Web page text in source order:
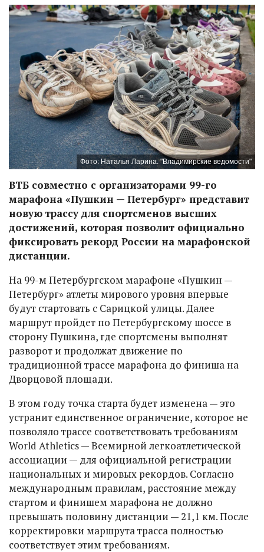
Фото: Наталья Ларина. "Владимирские ведомости"
ВТБ совместно с организаторами 99-го
марафона «Пушкин — Петербург» представит
новую трассу для спортсменов высших
достижений, которая позволит официально
фиксировать рекорд России на марафонской
дистанции.
На 99-м Петербургском марафоне «Пушкин —
Петербург» атлеты мирового уровня впервые
будут стартовать с Сарицкой улицы. Далее
маршрут пройдет по Петербургскому шоссе в
сторону Пушкина, где спортсмены выполнят
разворот и продолжат движение по
традиционной трассе марафона до финиша на
Дворцовой площади.
В этом году точка старта будет изменена — это
устранит единственное ограничение, которое не
позволяло трассе соответствовать требованиям
World Athletics — Всемирной легкоатлетической
ассоциации — для официальной регистрации
национальных и мировых рекордов. Согласно
международным правилам, расстояние между
стартом и финишем марафона не должно
превышать половину дистанции — 21,1 км. После
корректировки маршрута трасса полностью
соответствует этим требованиям.